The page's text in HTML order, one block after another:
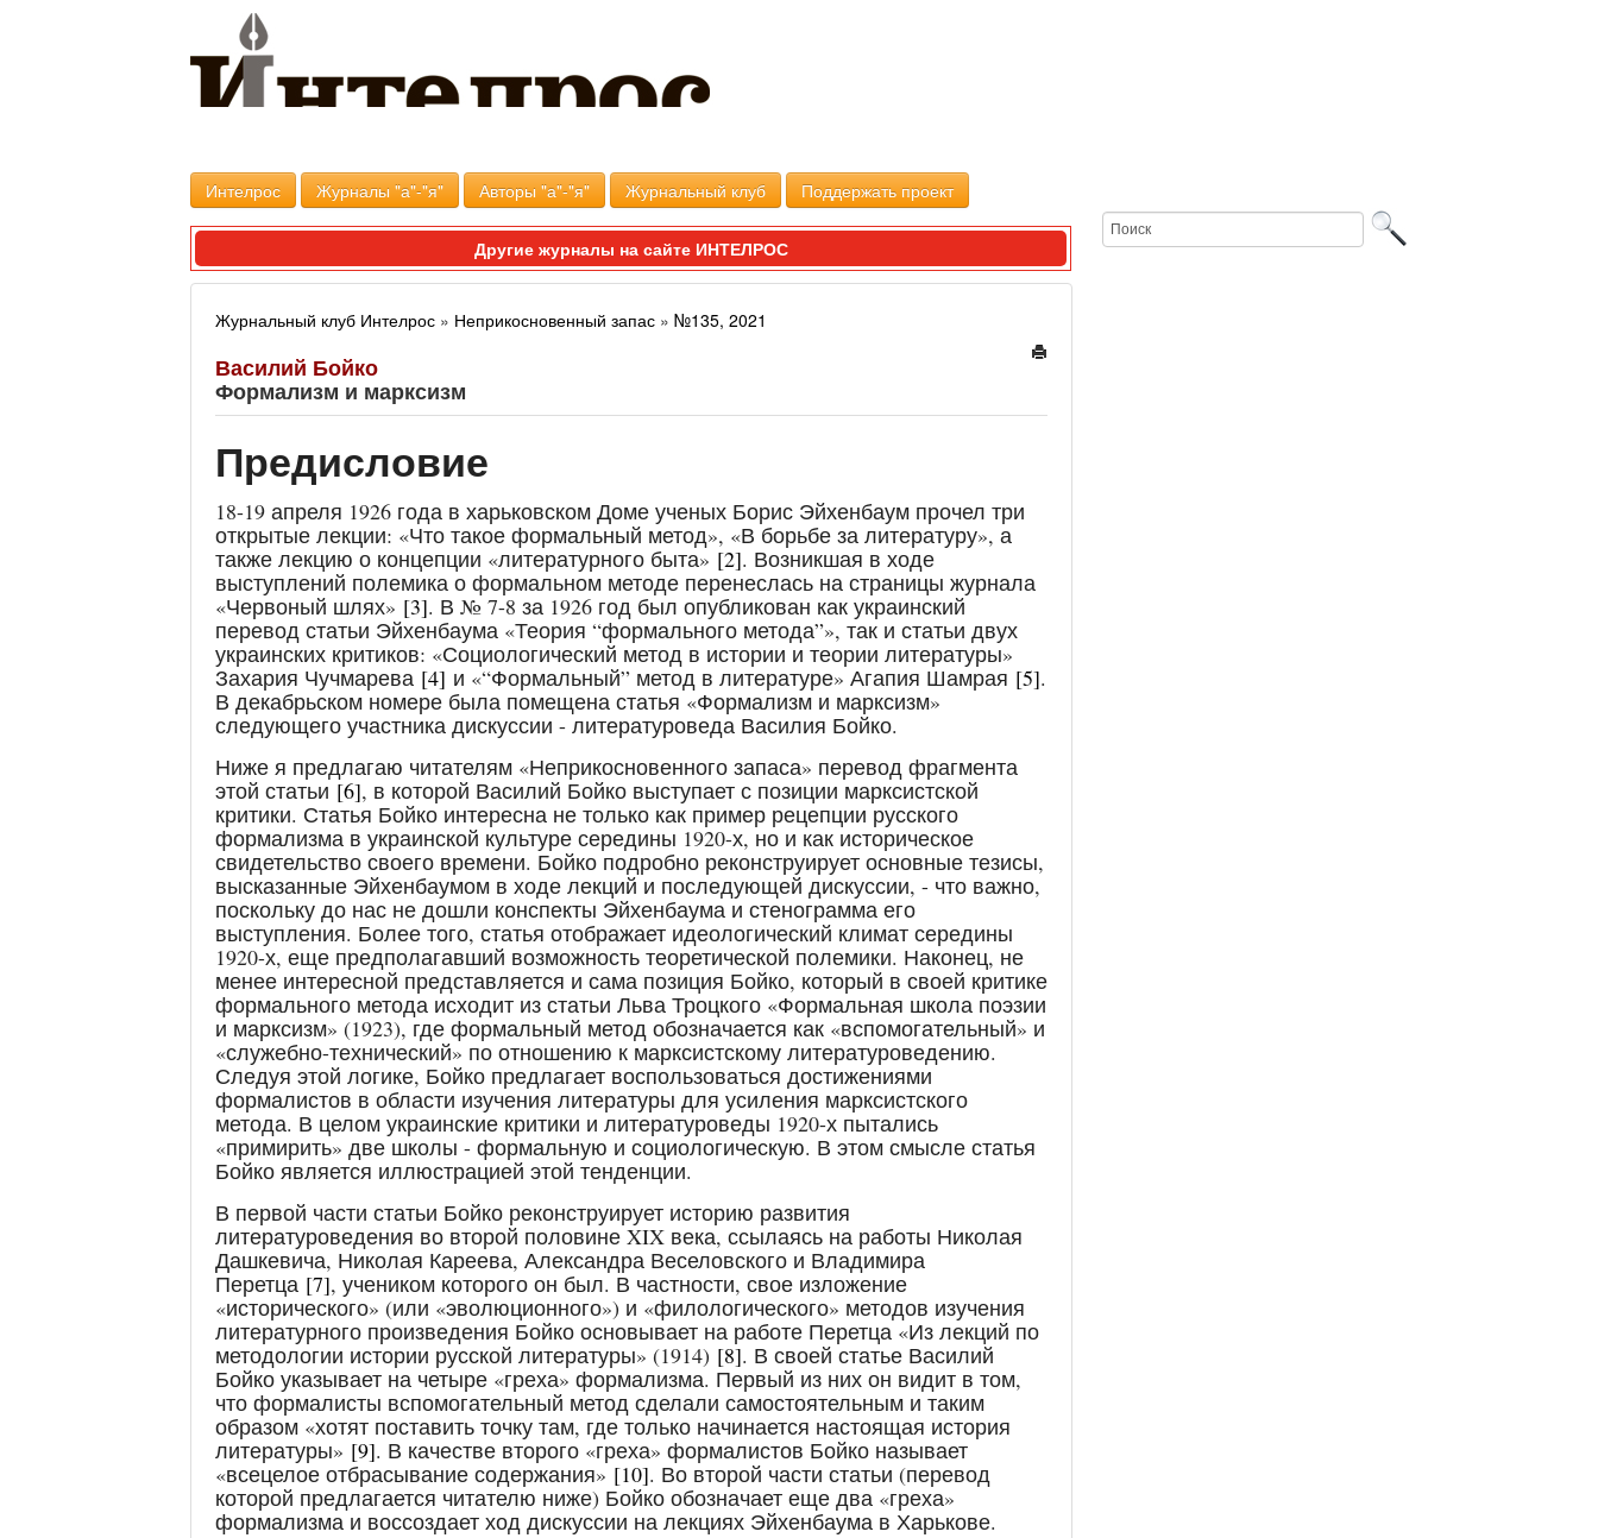
Интелрос Журналы "а"-"я" Авторы "а"-"я" Журнальный клуб Поддержать проект
Другие журналы на сайте ИНТЕЛРОС
Журнальный клуб Интелрос » Неприкосновенный запас » №135, 2021
Василий Бойко
Формализм и марксизм
Предисловие
18-19 апреля 1926 года в харьковском Доме ученых Борис Эйхенбаум прочел три
открытые лекции: «Что такое формальный метод», «В борьбе за литературу», а
также лекцию о концепции «литературного быта» [2]. Возникшая в ходе
выступлений полемика о формальном методе перенеслась на страницы журнала
«Червоный шлях» [3]. В № 7-8 за 1926 год был опубликован как украинский
перевод статьи Эйхенбаума «Теория “формального метода”», так и статьи двух
украинских критиков: «Социологический метод в истории и теории литературы»
Захария Чучмарева [4] и «“Формальный” метод в литературе» Агапия Шамрая [5].
В декабрьском номере была помещена статья «Формализм и марксизм»
следующего участника дискуссии - литературоведа Василия Бойко.
Ниже я предлагаю читателям «Неприкосновенного запаса» перевод фрагмента
этой статьи [6], в которой Василий Бойко выступает с позиции марксистской
критики. Статья Бойко интересна не только как пример рецепции русского
формализма в украинской культуре середины 1920-х, но и как историческое
свидетельство своего времени. Бойко подробно реконструирует основные тезисы,
высказанные Эйхенбаумом в ходе лекций и последующей дискуссии, - что важно,
поскольку до нас не дошли конспекты Эйхенбаума и стенограмма его
выступления. Более того, статья отображает идеологический климат середины
1920-х, еще предполагавший возможность теоретической полемики. Наконец, не
менее интересной представляется и сама позиция Бойко, который в своей критике
формального метода исходит из статьи Льва Троцкого «Формальная школа поэзии
и марксизм» (1923), где формальный метод обозначается как «вспомогательный» и
«служебно-технический» по отношению к марксистскому литературоведению.
Следуя этой логике, Бойко предлагает воспользоваться достижениями
формалистов в области изучения литературы для усиления марксистского
метода. В целом украинские критики и литературоведы 1920-х пытались
«примирить» две школы - формальную и социологическую. В этом смысле статья
Бойко является иллюстрацией этой тенденции.
В первой части статьи Бойко реконструирует историю развития
литературоведения во второй половине XIX века, ссылаясь на работы Николая
Дашкевича, Николая Кареева, Александра Веселовского и Владимира
Перетца [7], учеником которого он был. В частности, свое изложение
«исторического» (или «эволюционного») и «филологического» методов изучения
литературного произведения Бойко основывает на работе Перетца «Из лекций по
методологии истории русской литературы» (1914) [8]. В своей статье Василий
Бойко указывает на четыре «греха» формализма. Первый из них он видит в том,
что формалисты вспомогательный метод сделали самостоятельным и таким
образом «хотят поставить точку там, где только начинается настоящая история
литературы» [9]. В качестве второго «греха» формалистов Бойко называет
«всецелое отбрасывание содержания» [10]. Во второй части статьи (перевод
которой предлагается читателю ниже) Бойко обозначает еще два «греха»
формализма и воссоздает ход дискуссии на лекциях Эйхенбаума в Харькове.